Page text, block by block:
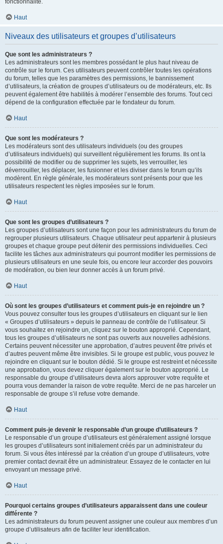
fonctionnalité.
Haut
Niveaux des utilisateurs et groupes d’utilisateurs
Que sont les administrateurs ?
Les administrateurs sont les membres possédant le plus haut niveau de
contrôle sur le forum. Ces utilisateurs peuvent contrôler toutes les opérations
du forum, telles que les paramètres des permissions, le bannissement
d’utilisateurs, la création de groupes d’utilisateurs ou de modérateurs, etc. Ils
peuvent également être habilités à modérer l’ensemble des forums. Tout ceci
dépend de la configuration effectuée par le fondateur du forum.
Haut
Que sont les modérateurs ?
Les modérateurs sont des utilisateurs individuels (ou des groupes
d’utilisateurs individuels) qui surveillent régulièrement les forums. Ils ont la
possibilité de modifier ou de supprimer les sujets, les verrouiller, les
déverrouiller, les déplacer, les fusionner et les diviser dans le forum qu’ils
modèrent. En règle générale, les modérateurs sont présents pour que les
utilisateurs respectent les règles imposées sur le forum.
Haut
Que sont les groupes d’utilisateurs ?
Les groupes d’utilisateurs sont une façon pour les administrateurs du forum de
regrouper plusieurs utilisateurs. Chaque utilisateur peut appartenir à plusieurs
groupes et chaque groupe peut détenir des permissions individuelles. Ceci
facilite les tâches aux administrateurs qui pourront modifier les permissions de
plusieurs utilisateurs en une seule fois, ou encore leur accorder des pouvoirs
de modération, ou bien leur donner accès à un forum privé.
Haut
Où sont les groupes d’utilisateurs et comment puis-je en rejoindre un ?
Vous pouvez consulter tous les groupes d’utilisateurs en cliquant sur le lien
« Groupes d’utilisateurs » depuis le panneau de contrôle de l’utilisateur. Si
vous souhaitez en rejoindre un, cliquez sur le bouton approprié. Cependant,
tous les groupes d’utilisateurs ne sont pas ouverts aux nouvelles adhésions.
Certains peuvent nécessiter une approbation, d’autres peuvent être privés et
d’autres peuvent même être invisibles. Si le groupe est public, vous pouvez le
rejoindre en cliquant sur le bouton dédié. Si le groupe est restreint et nécessite
une approbation, vous devez cliquer également sur le bouton approprié. Le
responsable du groupe d’utilisateurs devra alors approuver votre requête et
pourra vous demander la raison de votre requête. Merci de ne pas harceler un
responsable de groupe s’il refuse votre demande.
Haut
Comment puis-je devenir le responsable d’un groupe d’utilisateurs ?
Le responsable d’un groupe d’utilisateurs est généralement assigné lorsque
les groupes d’utilisateurs sont initialement créés par un administrateur du
forum. Si vous êtes intéressé par la création d’un groupe d’utilisateurs, votre
premier contact devrait être un administrateur. Essayez de le contacter en lui
envoyant un message privé.
Haut
Pourquoi certains groupes d’utilisateurs apparaissent dans une couleur
différente ?
Les administrateurs du forum peuvent assigner une couleur aux membres d’un
groupe d’utilisateurs afin de faciliter leur identification.